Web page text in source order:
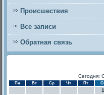
Происшествия
Все записи
Обратная связь
Сегодня:
Пн Вт Ср Чт Пт
1